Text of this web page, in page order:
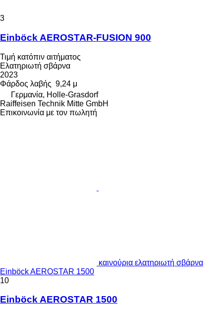
3
Einböck AEROSTAR-FUSION 900
Τιμή κατόπιν αιτήματος
Ελατηριωτή σβάρνα
2023
Φάρδος λαβής 9,24 μ
Γερμανία, Holle-Grasdorf
Raiffeisen Technik Mitte GmbH
Επικοινωνία με τον πωλητή
καινούρια ελατηριωτή σβάρνα
Einböck AEROSTAR 1500
10
Einböck AEROSTAR 1500